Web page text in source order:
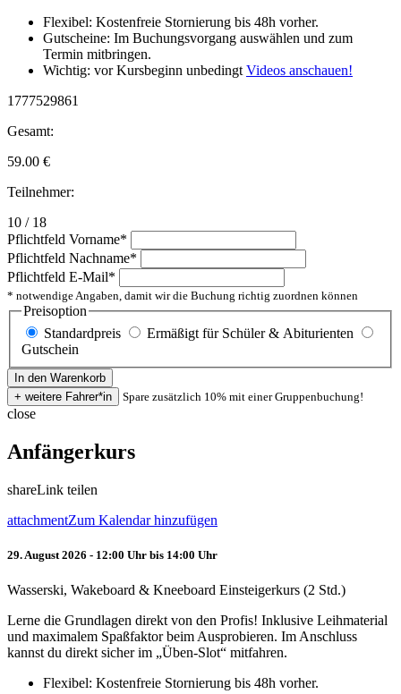
Flexibel: Kostenfreie Stornierung bis 48h vorher.
Gutscheine: Im Buchungsvorgang auswählen und zum
Termin mitbringen.
Wichtig: vor Kursbeginn unbedingt Videos anschauen!
1777529861
Gesamt:
59.00 €
Teilnehmer:
10 / 18
Pflichtfeld Vorname*
Pflichtfeld Nachname*
Pflichtfeld E-Mail*
* notwendige Angaben, damit wir die Buchung richtig zuordnen können
Preisoption
Standardpreis
Ermäßigt für Schüler & Abiturienten
Gutschein
Spare zusätzlich 10% mit einer Gruppenbuchung!
close
Anfängerkurs
shareLink teilen
attachmentZum Kalendar hinzufügen
29. August 2026 - 12:00 Uhr bis 14:00 Uhr
Wasserski, Wakeboard & Kneeboard Einsteigerkurs (2 Std.)
Lerne die Grundlagen direkt von den Profis! Inklusive Leihmaterial
und maximalem Spaßfaktor beim Ausprobieren. Im Anschluss
kannst du direkt sicher im „Üben-Slot“ mitfahren.
Flexibel: Kostenfreie Stornierung bis 48h vorher.